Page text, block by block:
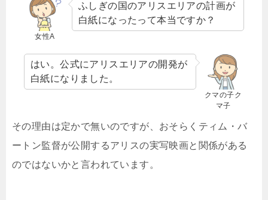
女性A
ふしぎの国のアリスエリアの計画が
白紙になったって本当ですか？
クマの子ク
マ子
はい。公式にアリスエリアの開発が
白紙になりました。
その理由は定かで無いのですが、おそらくティム・バ
ートン監督が公開するアリスの実写映画と関係がある
のではないかと言われています。